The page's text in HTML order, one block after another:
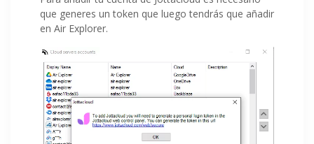
que generes un token que luego tendrás que añadir
en Air Explorer.